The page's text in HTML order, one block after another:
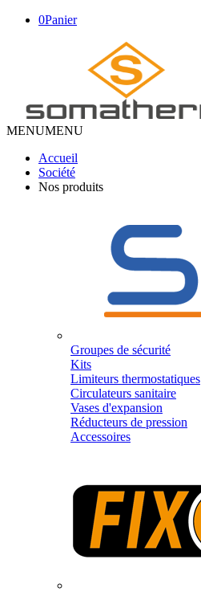
0Panier
MENUMENU
Accueil
Société
Nos produits
Groupes de sécurité
Kits
Limiteurs thermostatiques
Circulateurs sanitaire
Vases d'expansion
Réducteurs de pression
Accessoires